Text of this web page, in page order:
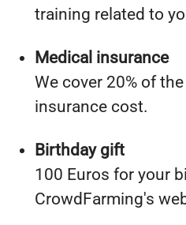
training related to
Medical insurance
We cover 20% of
insurance cost.
Birthday gift
100 Euros for your
CrowdFarming's